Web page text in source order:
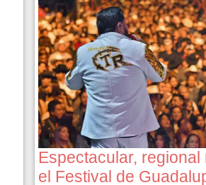
Espectacular, regional
el Festival de